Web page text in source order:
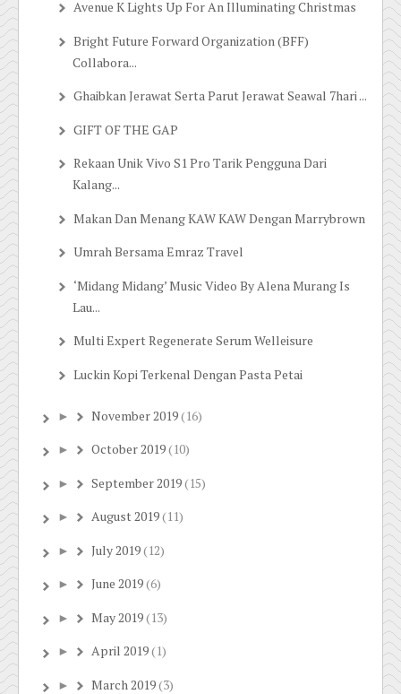
Avenue K Lights Up For An Illuminating Christmas
Bright Future Forward Organization (BFF)
Collabora...
Ghaibkan Jerawat Serta Parut Jerawat Seawal 7hari ...
GIFT OF THE GAP
Rekaan Unik Vivo S1 Pro Tarik Pengguna Dari
Kalang...
Makan Dan Menang KAW KAW Dengan Marrybrown
Umrah Bersama Emraz Travel
‘Midang Midang’ Music Video By Alena Murang Is
Lau...
Multi Expert Regenerate Serum Welleisure
Luckin Kopi Terkenal Dengan Pasta Petai
► November 2019(16)
► October 2019(10)
► September 2019(15)
► August 2019(11)
► July 2019(12)
► June 2019(6)
► May 2019(13)
► April 2019(1)
► March 2019(3)